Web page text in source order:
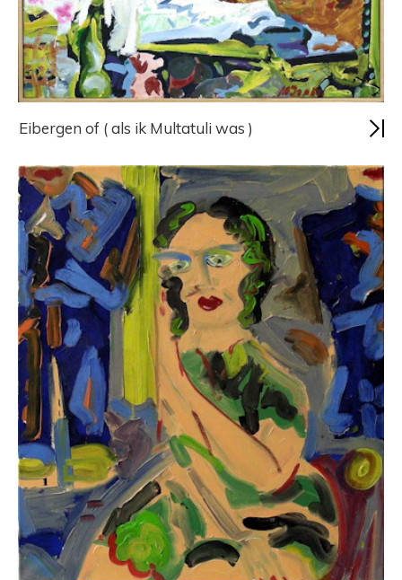
Eibergen of ( als ik Multatuli was )